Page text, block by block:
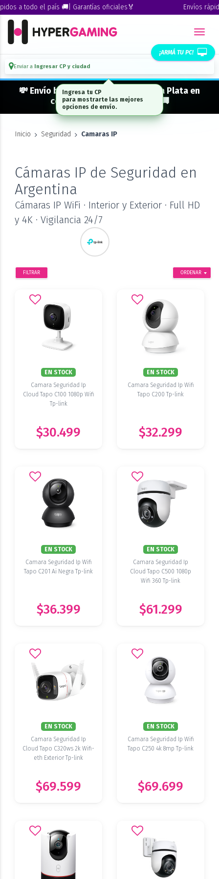
a todo el país 🚚| Garantías oficiales🏅 Envíos
¡ARMÁ TU PC!
Enviar a Ingresar CP y ciudad
💸 Envío bonificado a CABA · GBA · La Plata en
compras desde $ 300.000* 🚚
Inicio Seguridad Camaras IP
Cámaras IP de Seguridad en
Argentina
Cámaras IP WiFi · Interior y Exterior · Full HD
y 4K · Vigilancia 24/7
ORDENAR
FILTRAR
EN STOCK
Camara Seguridad Ip
Cloud Tapo C100 1080p Wifi
Tp-link
$30.499
EN STOCK
Camara Seguridad Ip Wifi
Tapo C200 Tp-link
$32.299
EN STOCK
Camara Seguridad Ip Wifi
Tapo C201 Ai Negra Tp-link
$36.399
EN STOCK
Camara Seguridad Ip
Cloud Tapo C500 1080p
Wifi 360 Tp-link
$61.299
EN STOCK
Camara Seguridad Ip
Cloud Tapo C320ws 2k Wifi-
eth Exterior Tp-link
$69.599
EN STOCK
Camara Seguridad Ip Wifi
Tapo C250 4k 8mp Tp-link
$69.699